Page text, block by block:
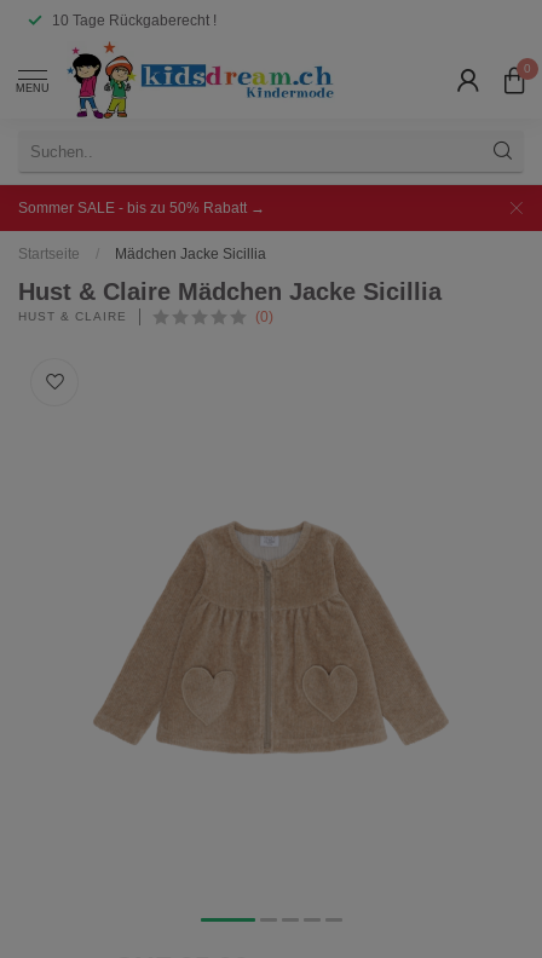
10 Tage Rückgaberecht !
MENU
0
Sommer SALE - bis zu 50% Rabatt →
Startseite / Mädchen Jacke Sicillia
Hust & Claire Mädchen Jacke Sicillia
HUST & CLAIRE (0)